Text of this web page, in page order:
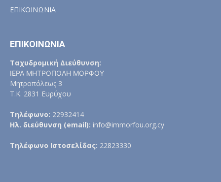
ΕΠΙΚΟΙΝΩΝΙΑ
ΕΠΙΚΟΙΝΩΝΙΑ
Ταχυδρομική Διεύθυνση:
ΙΕΡΑ ΜΗΤΡΟΠΟΛΗ ΜΟΡΦΟΥ
Μητροπόλεως 3
Τ.Κ. 2831 Ευρύχου
Τηλέφωνο: 22932414
Ηλ. διεύθυνση (email): info@immorfou.org.cy
Τηλέφωνο Ιστοσελίδας: 22823330